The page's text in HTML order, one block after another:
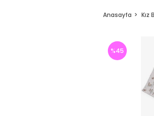
Anasayfa Kız
%45